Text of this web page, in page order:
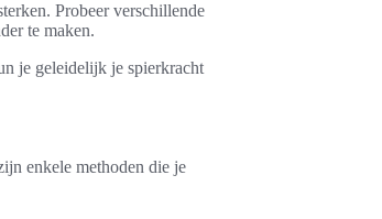
Probeer verschillende
te maken.
je geleidelijk je spierkracht
enkele methoden die je